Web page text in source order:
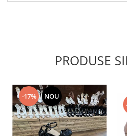
PRODUSE
-17% NOU